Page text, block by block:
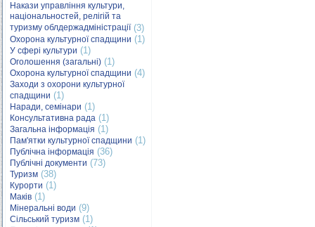
Накази управління культури,
національностей, релігій та
туризму облдержадміністрації(3)
Охорона культурної спадщини (1)
У сфері культури (1)
Оголошення (загальні) (1)
Охорона культурної спадщини (4)
Заходи з охорони культурної
спадщини (1)
Наради, семінари (1)
Консультативна рада (1)
Загальна інформація (1)
Пам'ятки культурної спадщини (1)
Публічна інформація (36)
Публічні документи (73)
Туризм (38)
Курорти (1)
Маків (1)
Мінеральні води (9)
Сільський туризм (1)